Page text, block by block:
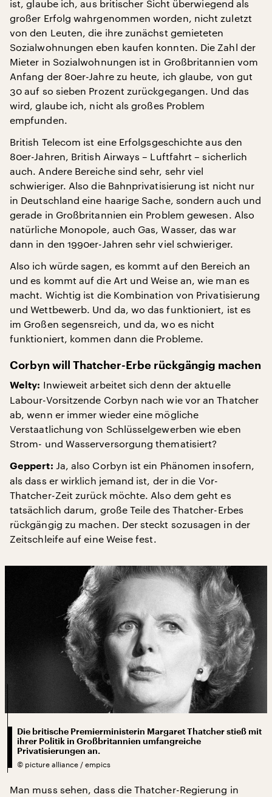
ist, glaube ich, aus britischer Sicht überwiegend als
großer Erfolg wahrgenommen worden, nicht zuletzt
von den Leuten, die ihre zunächst gemieteten
Sozialwohnungen eben kaufen konnten. Die Zahl der
Mieter in Sozialwohnungen ist in Großbritannien vom
Anfang der 80er-Jahre zu heute, ich glaube, von gut
30 auf so sieben Prozent zurückgegangen. Und das
wird, glaube ich, nicht als großes Problem
empfunden.
British Telecom ist eine Erfolgsgeschichte aus den
80er-Jahren, British Airways – Luftfahrt – sicherlich
auch. Andere Bereiche sind sehr, sehr viel
schwieriger. Also die Bahnprivatisierung ist nicht nur
in Deutschland eine haarige Sache, sondern auch und
gerade in Großbritannien ein Problem gewesen. Also
natürliche Monopole, auch Gas, Wasser, das war
dann in den 1990er-Jahren sehr viel schwieriger.
Also ich würde sagen, es kommt auf den Bereich an
und es kommt auf die Art und Weise an, wie man es
macht. Wichtig ist die Kombination von Privatisierung
und Wettbewerb. Und da, wo das funktioniert, ist es
im Großen segensreich, und da, wo es nicht
funktioniert, kommen dann die Probleme.
Corbyn will Thatcher-Erbe rückgängig machen
Welty: Inwieweit arbeitet sich denn der aktuelle
Labour-Vorsitzende Corbyn nach wie vor an Thatcher
ab, wenn er immer wieder eine mögliche
Verstaatlichung von Schlüsselgewerben wie eben
Strom- und Wasserversorgung thematisiert?
Geppert: Ja, also Corbyn ist ein Phänomen insofern,
als dass er wirklich jemand ist, der in die Vor-
Thatcher-Zeit zurück möchte. Also dem geht es
tatsächlich darum, große Teile des Thatcher-Erbes
rückgängig zu machen. Der steckt sozusagen in der
Zeitschleife auf eine Weise fest.
Die britische Premierministerin Margaret Thatcher stieß mit
ihrer Politik in Großbritannien umfangreiche
Privatisierungen an.
© picture alliance / empics
Man muss sehen, dass die Thatcher-Regierung in